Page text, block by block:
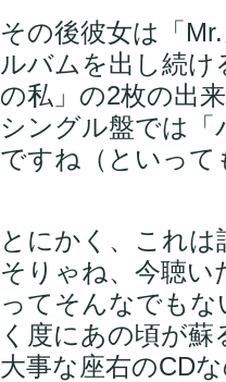
その後彼女は「
ルバムを出し続け
の私」の2枚の出
シングル盤では「
ですね（といって
とにかく、これ
そりゃね、今聴
ってそんなでも
く度にあの頃が
大事な座右のCD